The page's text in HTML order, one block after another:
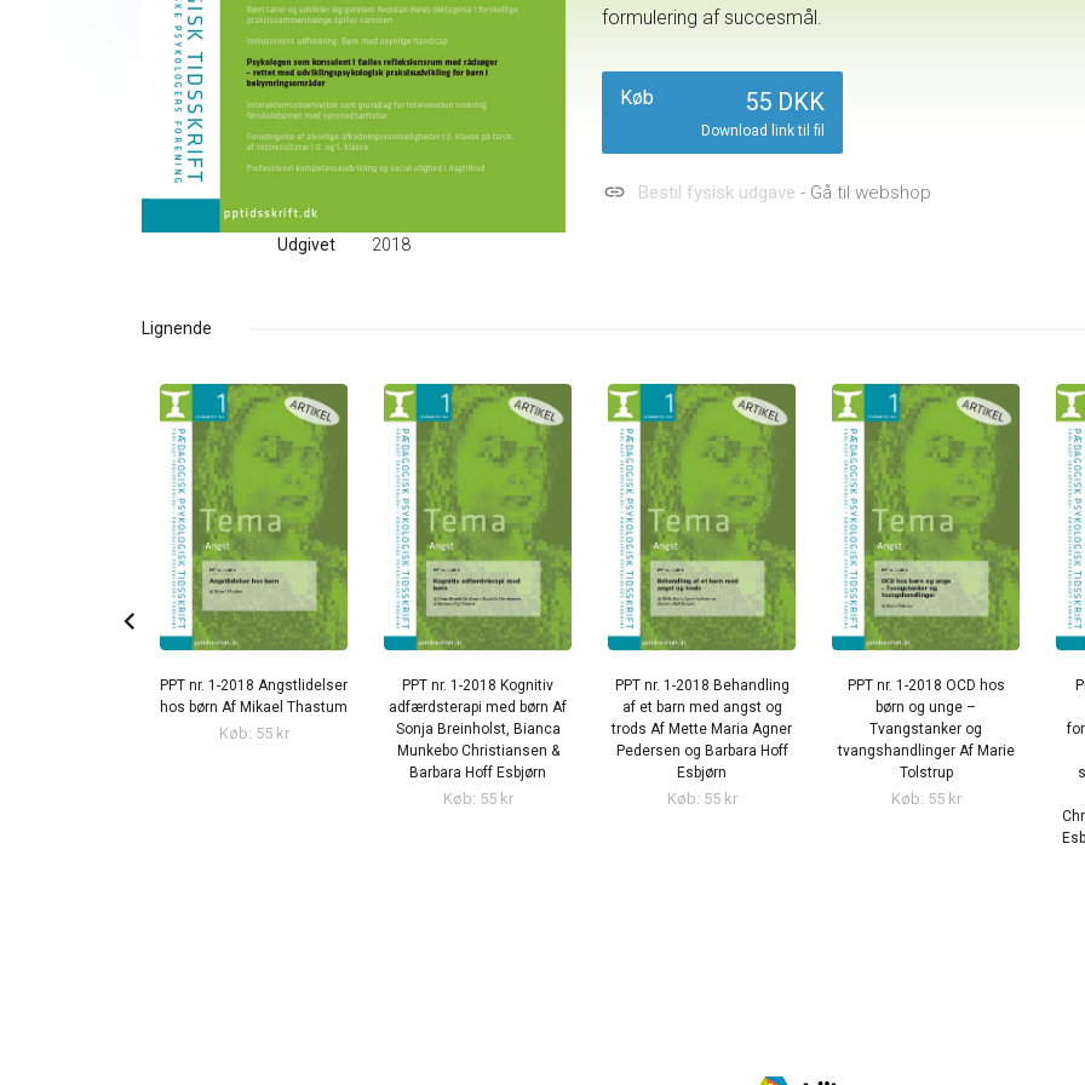
Udgivet 2018
formulering af succesmål.
Køb 55 DKK
Download link til fil
link Bestil fysisk udgave - Gå til webshop
Lignende
chevron_left
PPT nr. 1-2018 Angstlidelser
hos børn Af Mikael Thastum
Køb: 55 kr
PPT nr. 1-2018 Kognitiv
adfærdsterapi med børn Af
Sonja Breinholst, Bianca
Munkebo Christiansen &
Barbara Hoff Esbjørn
Køb: 55 kr
PPT nr. 1-2018 Behandling
af et barn med angst og
trods Af Mette Maria Agner
Pedersen og Barbara Hoff
Esbjørn
Køb: 55 kr
PPT nr. 1-2018 OCD hos
børn og unge –
Tvangstanker og
tvangshandlinger Af Marie
Tolstrup
Køb: 55 kr